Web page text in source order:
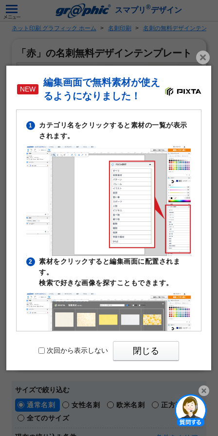
スマプリ ®デザイン
ネット印刷 グラフィック ホーム 名刺印刷 名刺の無料デザインテンプ
「赤」の名刺無料デザインテンプレート
「赤」がテーマの名刺作成に使える無料デザインテンプレ
ートです。写真や文字を入れるだけで本格的な名刺が作成
できます。テンプレート編集は無料。そのまま印刷注文が
可能です。
50枚 ￥480 (税込) ～
通常名刺 オンデマンド
名刺の料金や仕様の詳細はこちら
【 人気の名刺デザインテーマ 】
横向き ビジネス
シンプル
パワーポイントテンプレート
サイズで絞り込む
通常名刺
女性名刺 欧米名刺
正方形名刺
全てのサイズ
編集画面で無料素材が使え
るようになりました！
1
カテゴリ名をクリックすると素材の一覧が表示
されます。
2
素材をクリックすると編集画面に配置されま
す。
検索で好きな画像を探すこともできます。
3
PIXTAの透かし文字は印刷時に消えますのでご
安心ください。
次回から表示しない 閉じる
開く